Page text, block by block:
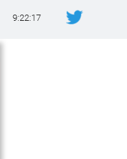
9:22:17